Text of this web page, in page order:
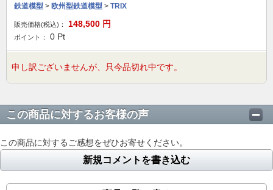
鉄道模型 > 欧州型鉄道模型 > TRIX
販売価格(税込)： 148,500 円
ポイント： 0 Pt
申し訳ございませんが、只今品切れ中です。
この商品に対するお客様の声
この商品に対するご感想をぜひお寄せください。
新規コメントを書き込む